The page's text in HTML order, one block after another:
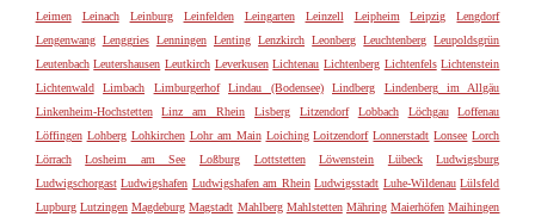
Leimen
Leinach Leinburg Leinfelden Leingarten Leinzell Leipheim Leipzig
Lengdorf
Lengenwang Lenggries Lenningen Lenting Lenzkirch Leonberg Leuchtenberg Leupoldsgrün
Leutenbach Leutershausen Leutkirch Leverkusen Lichtenau Lichtenberg Lichtenfels Lichtenstein
Lichtenwald
Limbach Limburgerhof Lindau (Bodensee) Lindberg
Lindenberg im Allgäu
Linkenheim-Hochstetten
Linz am Rhein Lisberg Litzendorf Lobbach Löchgau
Loffenau
Löffingen Lohberg Lohkirchen Lohr am Main Loiching Loitzendorf Lonnerstadt Lonsee Lorch
Lörrach
Losheim am See Loßburg Lottstetten Löwenstein Lübeck
Ludwigsburg
Ludwigschorgast Ludwigshafen Ludwigshafen am Rhein Ludwigsstadt Luhe-Wildenau Lülsfeld
Lupburg Lutzingen Magdeburg Magstadt Mahlberg Mahlstetten Mähring Maierhöfen Maihingen